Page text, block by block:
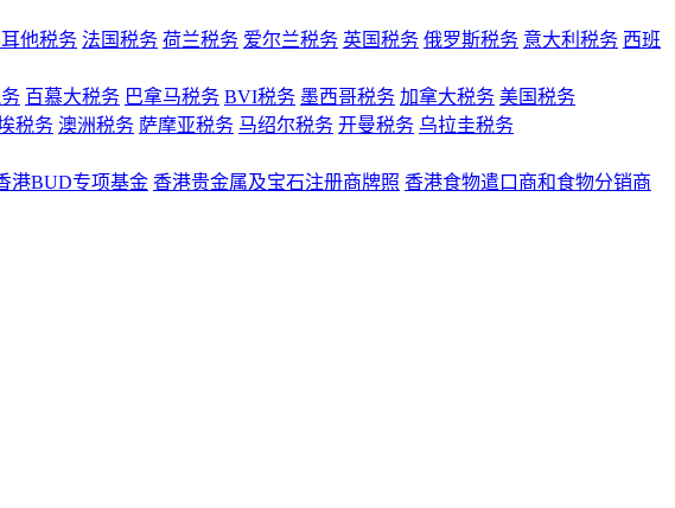
他税务 法国税务 荷兰税务 爱尔兰税务 英国税务 俄罗斯税务 意大利税务 西班
百慕大税务 巴拿马税务 BVI税务 墨西哥税务 加拿大税务 美国税务
税务 澳洲税务 萨摩亚税务 马绍尔税务 开曼税务 乌拉圭税务
港BUD专项基金 香港贵金属及宝石注册商牌照 香港食物遣口商和食物分销商